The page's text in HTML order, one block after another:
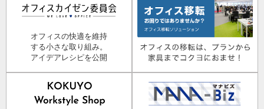
オフィスの快適を維持
する小さな取り組み。
アイデアレシピを公開